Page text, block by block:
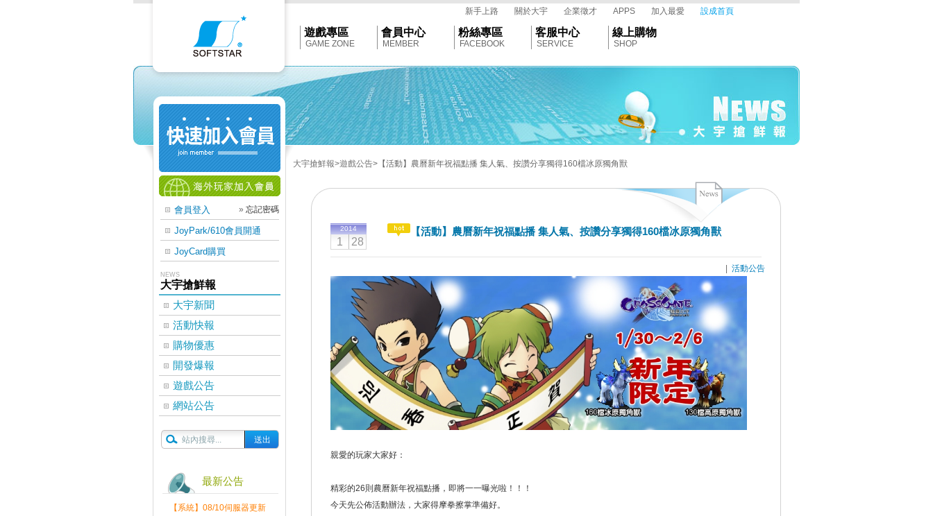
Softstar
新手上路 關於大宇 企業徵才 APPS 加入最愛 設成首頁
遊戲專區
GAME ZONE
會員中心
MEMBER
粉絲專區
FACEBOOK
客服中心
SERVICE
線上購物
SHOP
會員登入 » 忘記密碼
JoyPark/610會員開通
JoyCard購買
NEWS
大宇搶鮮報
大宇新聞
活動快報
購物優惠
開發爆報
遊戲公告
網站公告
最新公告
【系統】08/10伺服器更新
大宇搶鮮報>遊戲公告>【活動】農曆新年祝福點播 集人氣、按讚分享獨得160檔冰原獨角獸
2014
1 28
【活動】農曆新年祝福點播 集人氣、按讚分享獨得160檔冰原獨角獸
活動公告
親愛的玩家大家好：
精彩的26則農曆新年祝福點播，即將一一曝光啦！！！
今天先公佈活動辦法，大家得摩拳擦掌準備好。